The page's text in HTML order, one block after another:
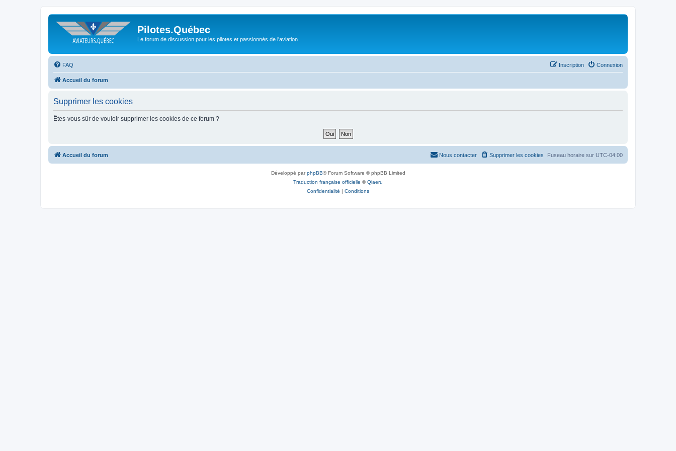
Pilotes.Québec
Le forum de discussion pour les pilotes et passionnés de l'aviation
FAQ Connexion
Inscription
Accueil du forum
Supprimer les cookies
Êtes-vous sûr de vouloir supprimer les cookies de ce forum ?
Accueil du forum Fuseau horaire sur UTC-04:00
Supprimer les cookies
Nous contacter
Développé parphpBB® Forum Software © phpBB Limited
Traduction française officielle ©Qiaeru
Confidentialité | Conditions